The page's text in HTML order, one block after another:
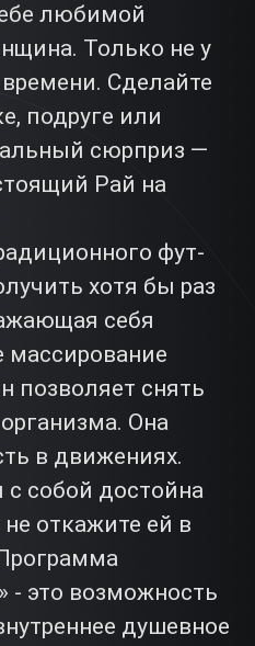
любимой
Только не у
времени. Сделайте
подруге или
сюрприз —
Рай на
фут-
хотя бы раз
себя
позволяет снять
Она
в движениях.
собой достойна
откажите ей в
- это возможность
душевное